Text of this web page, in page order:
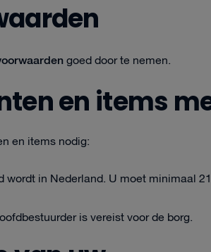
goed door te nemen.
en items
en items nodig:
in Nederland. U moet minimaal
is vereist voor de borg.